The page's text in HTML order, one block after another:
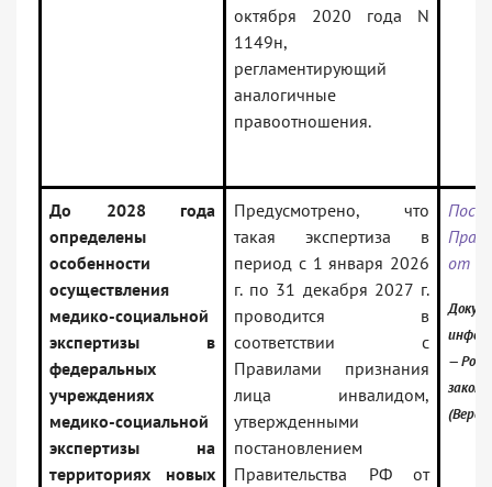
октября 2020 года N
1149н,
регламентирующий
аналогичные
правоотношения.
До 2028 года
определены
особенности
осуществления
медико-социальной
экспертизы в
федеральных
учреждениях
медико-социальной
экспертизы на
территориях новых
Предусмотрено, что
такая экспертиза в
период с 1 января 2026
г. по 31 декабря 2027 г.
проводится в
соответствии с
Правилами признания
лица инвалидом,
утвержденными
постановлением
Правительства РФ от
от
—